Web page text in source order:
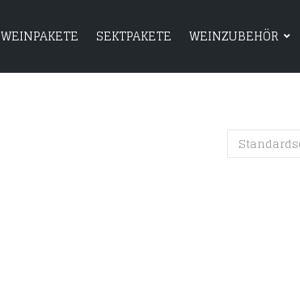
WEINPAKETE SEKTPAKETE WEINZUBEHÖR
HOME SHOP WEIN WEINPAKETE